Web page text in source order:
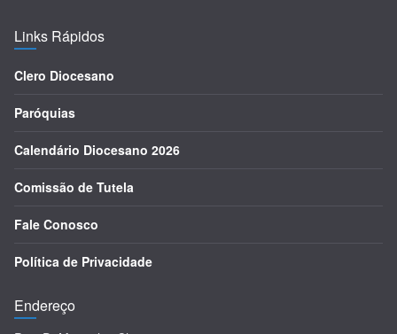
Links Rápidos
Clero Diocesano
Paróquias
Calendário Diocesano 2026
Comissão de Tutela
Fale Conosco
Política de Privacidade
Endereço